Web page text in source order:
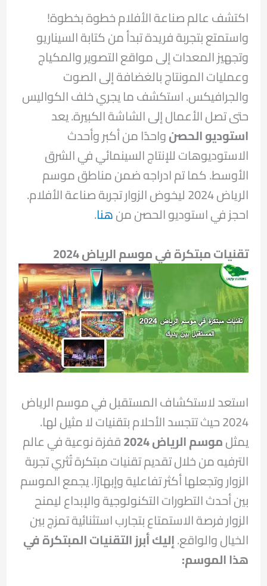
اكتشف عالم صناعة الأفلام خطوة بخطوة!
واستمتع بتجربة فريدة تبدأ من كتابة السيناريو
وتجهيز المعدات إلى مواقع التصوير والمكياج
وعمليات المونتاج بالغضافة إلى الصوت
والجرافيكس. استكشف ما يجري خلف الكواليس
حتى تصل الأعمال إلى الشاشة الكبيرة. يعد
استوديو الحصنواحدًا من أكبر وأحدث
الاستوديوهات للإنتاج السينمائي في الشرق
الأوسط. كما تم ادراجه ضمن مناطق موسم
الرياض 2024 ليخوض الزوار تجربة صناعة الأفلام.
احجز في استوديو الحصن منهنا.
تقنيات مبتكرة في موسم الرياض 2024
استعد لاستكشاف المستقبل في موسم الرياض
2024 حيث تتجسد الأحلام بتقنيات لا مثيل لها.
يمثلموسم الرياض 2024
قفزة نوعية في عالم
الترفيه من خلال تقديم تقنيات مبتكرة تُثري تجربة
الزوار وتجعلها أكثر تفاعلية وإبهارًا. يجمع الموسم
بين أحدث التطورات التكنولوجية والإبداع ليمنح
الزوار فرصة الاستمتاع بتجارب استثنائية تمزج بين
الخيال والواقع.إليكأبرز التقنيات المبتكرة في
هذا الموسم: